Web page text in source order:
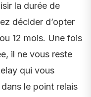
la durée de
décider d’opter
12 mois. Une fois
il ne vous reste
qui vous
le point relais